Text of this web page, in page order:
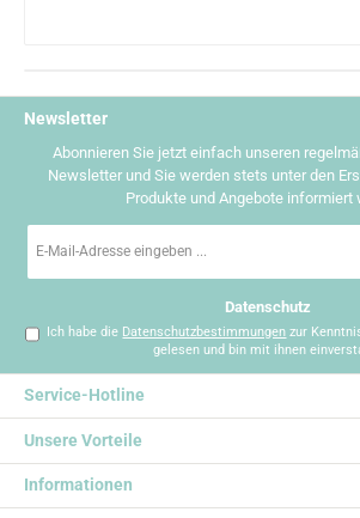
Newsletter
Abonnieren Sie jetzt einfach unseren
Newsletter und Sie werden stets unter den
Produkte und Angebote informiert
Mail-
Datenschutz
Ich habe die Datenschutzbestimmungen zur
gelesen und bin mit ihnen
Service-Hotline
Informationen
Unsere Vorteile